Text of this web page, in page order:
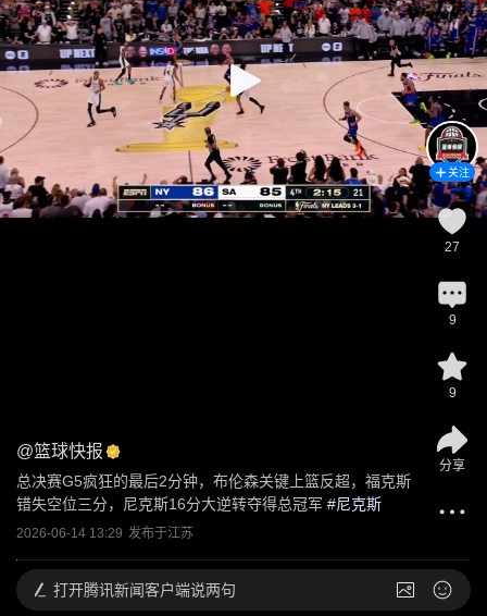
@篮球快报
总决赛G5疯狂的最后2分钟，布伦森关键上篮反超，福克斯
错失空位三分，尼克斯16分大逆转夺得总冠军 #尼克斯
2026-06-14 13:29 发布于江苏
关注
27
9
9
分享
打开腾讯新闻客户端说两句